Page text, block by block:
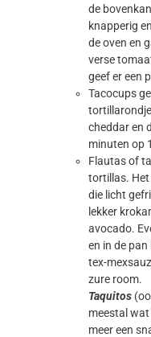
de
knapperig
de oven en
verse
geef er een
Tacocups
cheddar en
minuten op
Flautas of
tortillas. Het
die licht
lekker
avocado.
en in de
tex-
zure room.
Taquitos
meestal
meer een